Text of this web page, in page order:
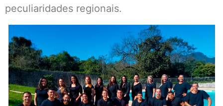
peculiaridades regionais.